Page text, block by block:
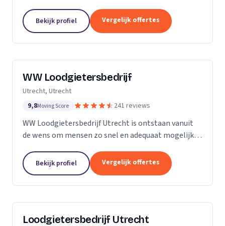
rioolprobleem complexer bleek te zijn dan gedacht.
Of een rekening van...
Bekijk profiel Vergelijk offertes
WW Loodgietersbedrijf
Utrecht, Utrecht
9,8Moving Score 241 reviews
WW Loodgietersbedrijf Utrecht is ontstaan vanuit
de wens om mensen zo snel en adequaat mogelijk
hebben we onze diensten uitgebreid om ons ook
bezig...
Bekijk profiel Vergelijk offertes
Loodgietersbedrijf Utrecht